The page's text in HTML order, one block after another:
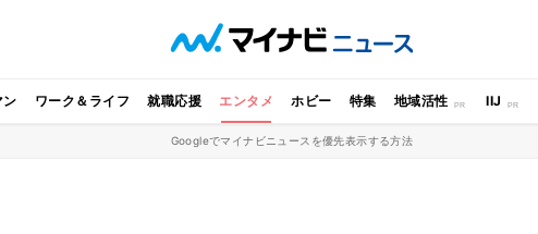
ン ワーク＆ライフ 就職応援 エンタメ ホビー 特集 地域活性 IIJ
Googleでマイナビニュースを優先表示する方法